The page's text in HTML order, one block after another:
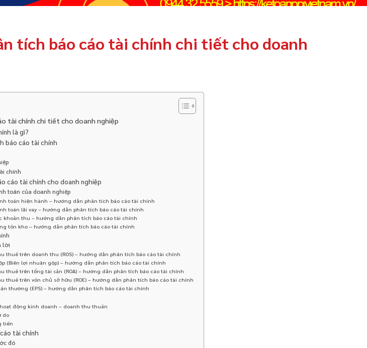
tích báo cáo tài chính chi tiết cho doanh
tài chính chi tiết cho doanh nghiệp
là gì?
báo cáo tài chính
chính
cáo tài chính cho doanh nghiệp
toán của doanh nghiệp
toán hiện hành – hướng dẫn phân tích báo cáo tài chính
toán lãi vay – hướng dẫn phân tích báo cáo tài chính
khoản thu – hướng dẫn phân tích báo cáo tài chính
tồn kho – hướng dẫn phân tích báo cáo tài chính
lời
thuế trên doanh thu (ROS) – hướng dẫn phân tích báo cáo tài chính
(Biên lợi nhuận gộp) – hướng dẫn phân tích báo cáo tài chính
thuế trên tổng tài sản (ROA) – hướng dẫn phân tích báo cáo tài chính
thuế trên vốn chủ sở hữu (ROE) – hướng dẫn phân tích báo cáo tài chính
thường (EPS) – hướng dẫn phân tích báo cáo tài chính
động kinh doanh – doanh thu thuần
do
tiền
tài chính
đó